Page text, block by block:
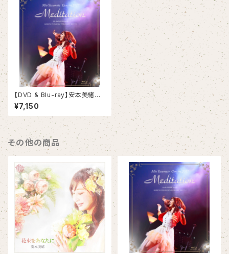
【DVD & Blu-ray】安本美緒コ
ンサート2017「Meditation」
¥7,150
その他の商品